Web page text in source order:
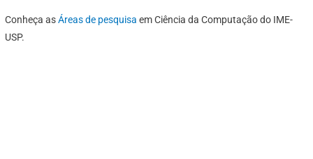
Conheça asÁreas de pesquisaem Ciência da Computação do IME-
USP.